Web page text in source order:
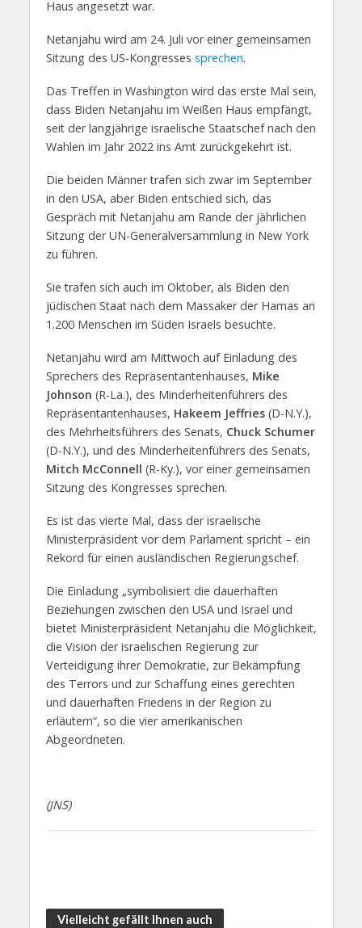
Haus angesetzt war.
Netanjahu wird am 24. Juli vor einer gemeinsamen
Sitzung des US-Kongresses sprechen.
Das Treffen in Washington wird das erste Mal sein,
dass Biden Netanjahu im Weißen Haus empfängt,
seit der langjährige israelische Staatschef nach den
Wahlen im Jahr 2022 ins Amt zurückgekehrt ist.
Die beiden Männer trafen sich zwar im September
in den USA, aber Biden entschied sich, das
Gespräch mit Netanjahu am Rande der jährlichen
Sitzung der UN-Generalversammlung in New York
zu führen.
Sie trafen sich auch im Oktober, als Biden den
jüdischen Staat nach dem Massaker der Hamas an
1.200 Menschen im Süden Israels besuchte.
Netanjahu wird am Mittwoch auf Einladung des
Sprechers des Repräsentantenhauses, Mike
Johnson (R-La.), des Minderheitenführers des
Repräsentantenhauses, Hakeem Jeffries(D-N.Y.),
des Mehrheitsführers des Senats, Chuck Schumer
(D-N.Y.), und des Minderheitenführers des Senats,
Mitch McConnell (R-Ky.), vor einer gemeinsamen
Sitzung des Kongresses sprechen.
Es ist das vierte Mal, dass der israelische
Ministerpräsident vor dem Parlament spricht – ein
Rekord für einen ausländischen Regierungschef.
Die Einladung „symbolisiert die dauerhaften
Beziehungen zwischen den USA und Israel und
bietet Ministerpräsident Netanjahu die Möglichkeit,
die Vision der israelischen Regierung zur
Verteidigung ihrer Demokratie, zur Bekämpfung
des Terrors und zur Schaffung eines gerechten
und dauerhaften Friedens in der Region zu
erläutern“, so die vier amerikanischen
Abgeordneten.
(JNS)
Vielleicht gefällt Ihnen auch